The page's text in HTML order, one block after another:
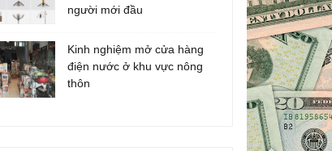
người mới đầu
Kinh nghiệm mở cửa hàng
điện nước ở khu vực nông
thôn